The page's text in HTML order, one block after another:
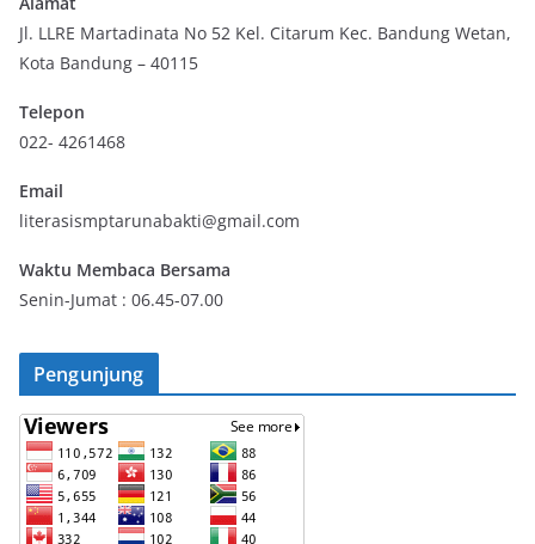
Jl. LLRE Martadinata No 52 Kel. Citarum Kec. Bandung Wetan,
Kota Bandung – 40115
Telepon
022- 4261468
Email
literasismptarunabakti@gmail.com
Waktu Membaca Bersama
Senin-Jumat : 06.45-07.00
Pengunjung